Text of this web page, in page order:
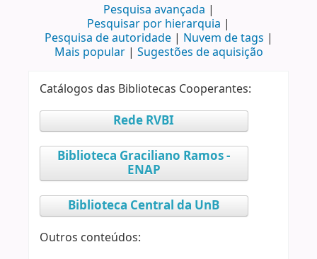
Pesquisa avançada
Pesquisar por hierarquia
Pesquisa de autoridade
Nuvem de tags
Mais popular
Sugestões de aquisição
Catálogos das Bibliotecas Cooperantes:
Rede RVBI
Biblioteca Graciliano Ramos -
ENAP
Biblioteca Central da UnB
Outros conteúdos: